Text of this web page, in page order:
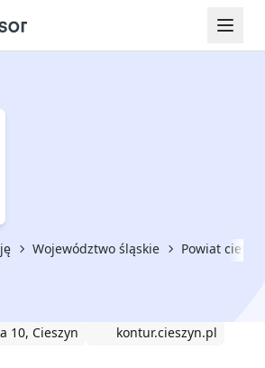
Województwo śląskie Powiat
10, Cieszyn kontur.cieszyn.pl